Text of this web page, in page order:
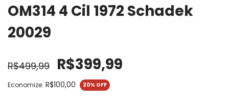
OM314 4 Cil 1972 Schadek
20029
R$499,99 R$399,99
Economize: R$100,00 20% OFF